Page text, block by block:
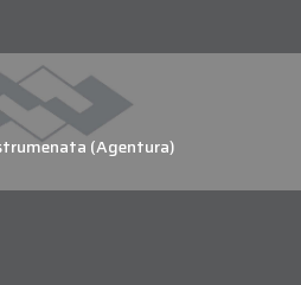
(Agentura)